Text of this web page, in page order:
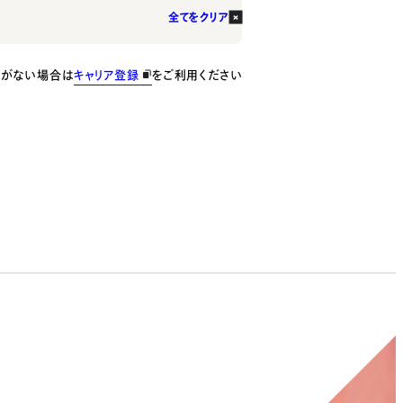
全てをクリア
ない場合はキャリア登録 をご利用ください